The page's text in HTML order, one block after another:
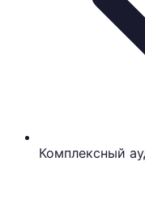
Комплексный